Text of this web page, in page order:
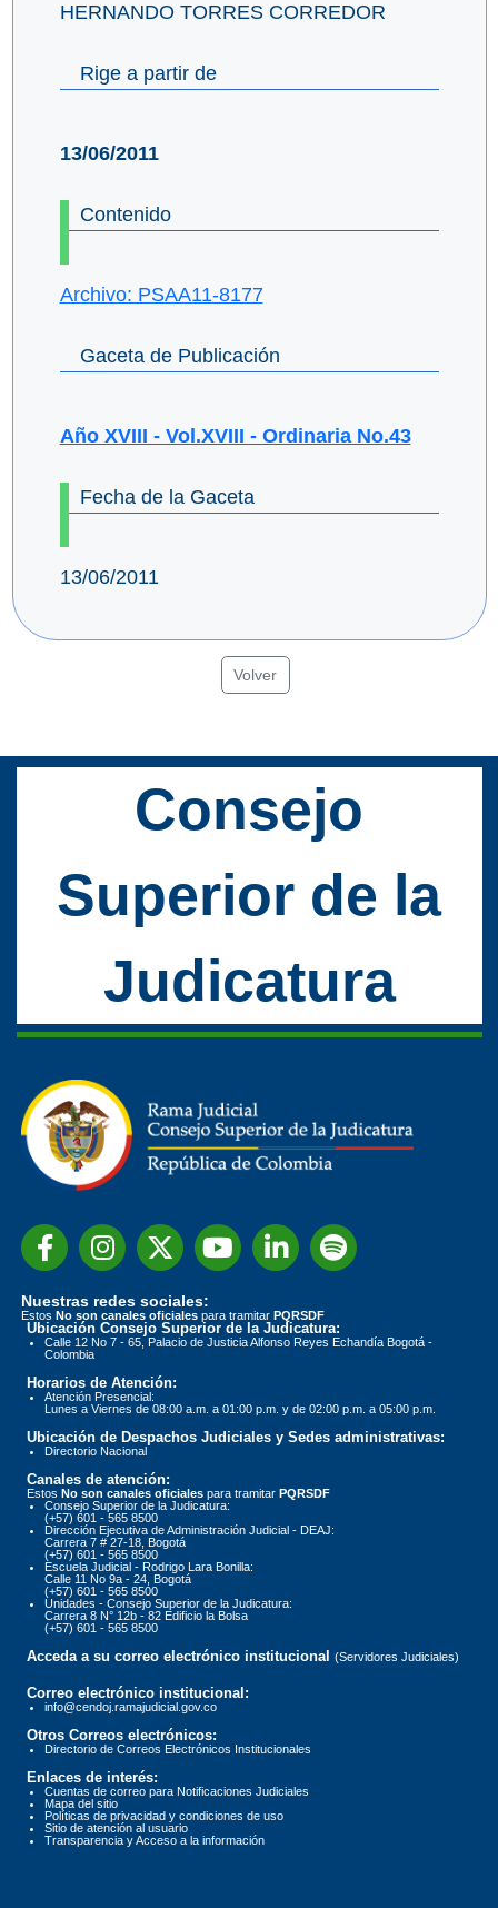
HERNANDO TORRES CORREDOR
Rige a partir de
13/06/2011
Contenido
Archivo: PSAA11-8177
Gaceta de Publicación
Año XVIII - Vol.XVIII - Ordinaria No.43
Fecha de la Gaceta
13/06/2011
Volver
Consejo
Superior de la
Judicatura
Nuestras redes sociales:
Estos No son canales oficiales para tramitar PQRSDF
Ubicación Consejo Superior de la Judicatura:
Calle 12 No 7 - 65, Palacio de Justicia Alfonso Reyes Echandía Bogotá -
Colombia
Horarios de Atención:
Atención Presencial:
Lunes a Viernes de 08:00 a.m. a 01:00 p.m. y de 02:00 p.m. a 05:00 p.m.
Ubicación de Despachos Judiciales y Sedes administrativas:
Directorio Nacional
Canales de atención:
Estos No son canales oficiales para tramitar PQRSDF
Consejo Superior de la Judicatura:
(+57) 601 - 565 8500
Dirección Ejecutiva de Administración Judicial - DEAJ:
Carrera 7 # 27-18, Bogotá
(+57) 601 - 565 8500
Escuela Judicial - Rodrigo Lara Bonilla:
Calle 11 No 9a - 24, Bogotá
(+57) 601 - 565 8500
Unidades - Consejo Superior de la Judicatura:
Carrera 8 N° 12b - 82 Edificio la Bolsa
(+57) 601 - 565 8500
Acceda a su correo electrónico institucional (Servidores Judiciales)
Correo electrónico institucional:
info@cendoj.ramajudicial.gov.co
Otros Correos electrónicos:
Directorio de Correos Electrónicos Institucionales
Enlaces de interés:
Cuentas de correo para Notificaciones Judiciales
Mapa del sitio
Políticas de privacidad y condiciones de uso
Sitio de atención al usuario
Transparencia y Acceso a la información